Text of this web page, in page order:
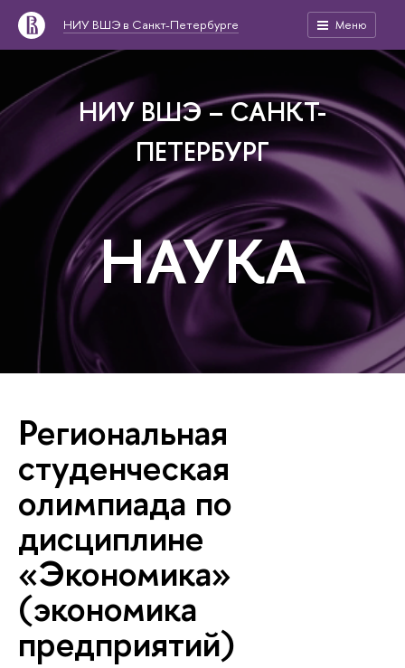
НИУ ВШЭ в Санкт-Петербурге Меню
НИУ ВШЭ – САНКТ-
ПЕТЕРБУРГ
НАУКА
Региональная
студенческая
олимпиада по
дисциплине
«Экономика»
(экономика
предприятий)